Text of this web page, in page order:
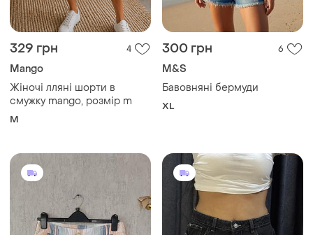
329 грн 4
Mango
Жіночі лляні шорти в
смужку mango, розмір m
M
300 грн 6
M&S
Бавовняні бермуди
XL